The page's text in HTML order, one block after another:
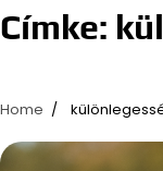
Címke:
Home